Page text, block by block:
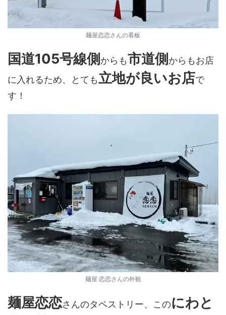
麺屋恋恋さんの看板
国道105号線側からも市道側からもお店
に入れるため、とても立地が良いお店で
す！
麺屋 恋恋さんの外観
麺屋恋恋さんのタペストリー、このにわと